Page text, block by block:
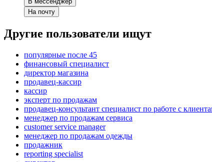
На почту
Другие пользователи ищут
популярные после 45
финансовый специалист
директор магазина
продавец-кассир
кассир
эксперт по продажам
продавец-консультант специалист по работе с
менеджер по продажам сервиса
customer service manager
менеджер по продажам одежды
продажник
reporting specialist